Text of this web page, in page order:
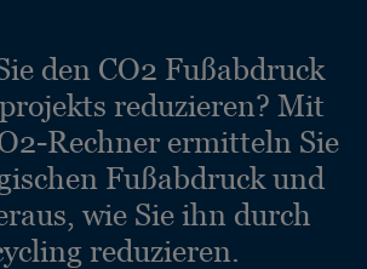
den CO2 Fußabdruck
reduzieren? Mit
Rechner ermitteln Sie
Fußabdruck und
wie Sie ihn durch
reduzieren.